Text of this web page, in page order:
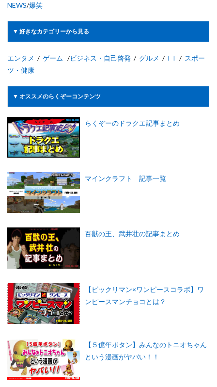
NEWS/爆笑
▼ 好きなカテゴリーから見る
エンタメ / ゲーム /ビジネス・自己啓発 / グルメ / I T / スポー
ツ・健康
▼ オススメのらくぞーコンテンツ
らくぞーのドラクエ記事まとめ
マインクラフト 記事一覧
百獣の王、武井壮の記事まとめ
【ビックリマン×ワンピースコラボ】ワ
ンピースマンチョコとは？
【５億年ボタン】みんなのトニオちゃん
という漫画がヤバい！！